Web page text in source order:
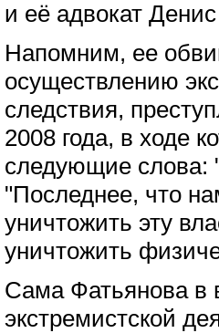
и её адвокат
Напомним, ее
осуществлению
следствия,
2008 года, в ходе
следующие слова:
"Последнее, что
уничтожить эту
уничтожить
Сама Фатьянова в
экстремистской